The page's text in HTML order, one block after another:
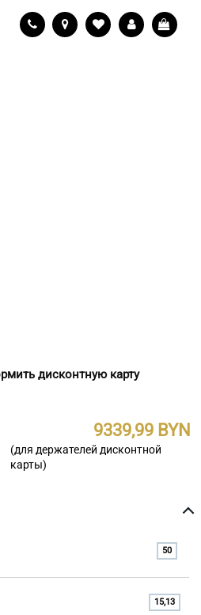
дисконтную карту
9339,99
(для держателей дисконтной
карты)
50
15,13